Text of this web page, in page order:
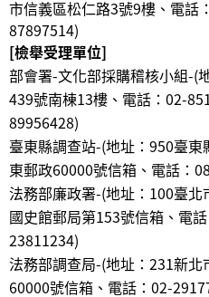
市信義區松仁路3號9樓、電話
87897514)
[檢舉受理單位]
部會署-文化部採購稽核小組-(
439號南棟13樓、電話：02-
89956428)
臺東縣調查站-(地址：950臺
東郵政60000號信箱、電話：
法務部廉政署-(地址：100臺
國史館郵局第153號信箱、電
23811234)
法務部調查局-(地址：231新
60000號信箱、電話：02-